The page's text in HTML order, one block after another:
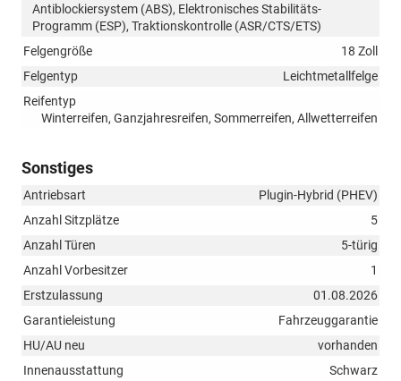
Antiblockiersystem (ABS), Elektronisches Stabilitäts-
Programm (ESP), Traktionskontrolle (ASR/CTS/ETS)
Felgengröße
18 Zoll
Felgentyp
Leichtmetallfelge
Reifentyp
Winterreifen, Ganzjahresreifen, Sommerreifen, Allwetterreifen
Sonstiges
Antriebsart
Plugin-Hybrid (PHEV)
Anzahl Sitzplätze
5
Anzahl Türen
5-türig
Anzahl Vorbesitzer
1
Erstzulassung
01.08.2026
Garantieleistung
Fahrzeuggarantie
HU/AU neu
vorhanden
Innenausstattung
Schwarz